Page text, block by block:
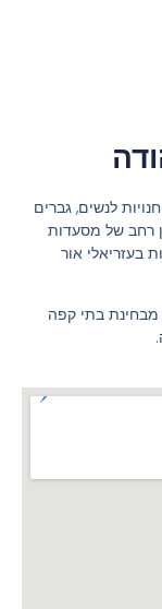
לנשים, גברים
רחב של מסעדות
בעזריאלי אור
מבחינת בתי קפה